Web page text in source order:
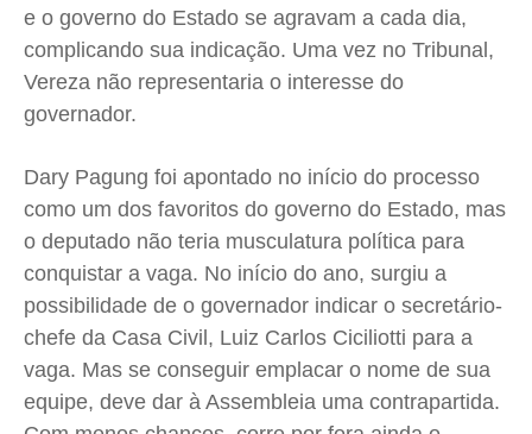
Quem Somos
Expediente
Contato
Termos de Uso
Privacidade
Quem Somos
Expediente
Contato
Termos de Uso
Privacidade
Quem Somos
Expediente
Contato
Termos de Uso
Privacidade
Quem Somos
Expediente
Contato
Termos de Uso
Privacidade
e o governo do Estado se agravam a cada dia,
complicando sua indicação. Uma vez no Tribunal,
Vereza não representaria o interesse do
governador.
Dary Pagung foi apontado no início do processo
como um dos favoritos do governo do Estado, mas
o deputado não teria musculatura política para
conquistar a vaga. No início do ano, surgiu a
possibilidade de o governador indicar o secretário-
chefe da Casa Civil, Luiz Carlos Ciciliotti para a
vaga. Mas se conseguir emplacar o nome de sua
equipe, deve dar à Assembleia uma contrapartida.